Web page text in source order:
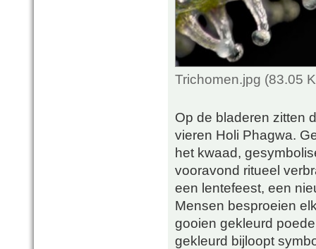
Trichomen.jpg (83.05
Op de bladeren zitten
vieren Holi Phagwa.
het kwaad,
vooravond ritueel
een lentefeest, een
Mensen besproeien
gooien gekleurd
gekleurd bijloopt